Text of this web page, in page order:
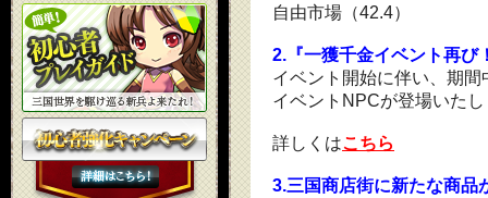
自由市場（42.4）
2.『一獲千金イベント再び
イベント開始に伴い、期間
イベントNPCが登場いた
詳しくはこちら
3.三国商店街に新たな商品